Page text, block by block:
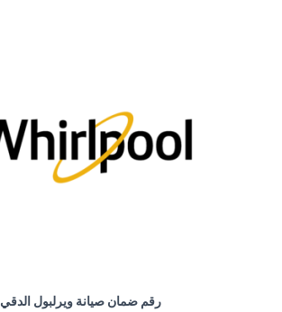
رقم ضمان صيانة ويرلبول الدقي